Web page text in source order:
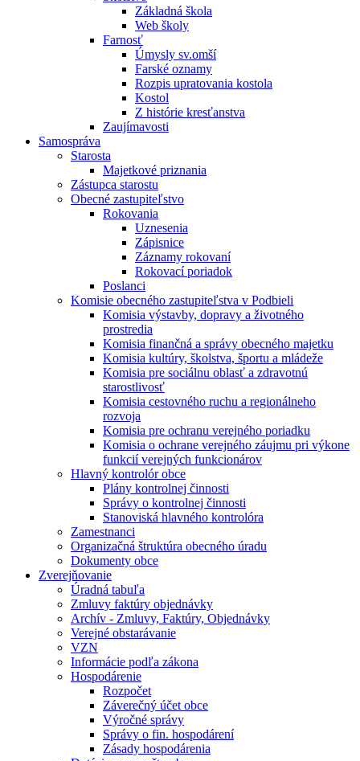
Základná škola
Web školy
Farnosť
Úmysly sv.omší
Farské oznamy
Rozpis upratovania kostola
Kostol
Z histórie kresťanstva
Zaujímavosti
Samospráva
Starosta
Majetkové priznania
Zástupca starostu
Obecné zastupiteľstvo
Rokovania
Uznesenia
Zápisnice
Záznamy rokovaní
Rokovací poriadok
Poslanci
Komisie obecného zastupiteľstva v Podbieli
Komisia výstavby, dopravy a životného
prostredia
Komisia finančná a správy obecného majetku
Komisia kultúry, školstva, športu a mládeže
Komisia pre sociálnu oblasť a zdravotnú
starostlivosť
Komisia cestovného ruchu a regionálneho
rozvoja
Komisia pre ochranu verejného poriadku
Komisia o ochrane verejného záujmu pri výkone
funkcií verejných funkcionárov
Hlavný kontrolór obce
Plány kontrolnej činnosti
Správy o kontrolnej činnosti
Stanoviská hlavného kontrolóra
Zamestnanci
Organizačná štruktúra obecného úradu
Dokumenty obce
Zverejňovanie
Úradná tabuľa
Zmluvy faktúry objednávky
Archív - Zmluvy, Faktúry, Objednávky
Verejné obstarávanie
VZN
Informácie podľa zákona
Hospodárenie
Rozpočet
Záverečný účet obce
Výročné správy
Správy o fin. hospodárení
Zásady hospodárenia